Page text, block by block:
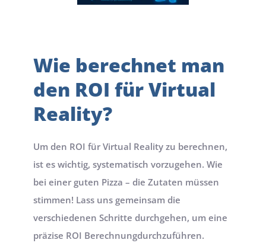
Wie berechnet man
den ROI für Virtual
Reality?
Um den ROI für Virtual Reality zu berechnen,
ist es wichtig, systematisch vorzugehen. Wie
bei einer guten Pizza – die Zutaten müssen
stimmen! Lass uns gemeinsam die
verschiedenen Schritte durchgehen, um eine
präzise ROI Berechnungdurchzuführen.